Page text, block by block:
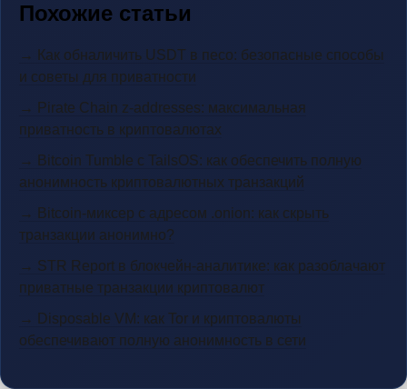
Похожие статьи
→ Как обналичить USDT в песо: безопасные способы
и советы для приватности
→ Pirate Chain z-addresses: максимальная
приватность в криптовалютах
→ Bitcoin Tumble с TailsOS: как обеспечить полную
анонимность криптовалютных транзакций
→ Bitcoin-миксер с адресом .onion: как скрыть
транзакции анонимно?
→ STR Report в блокчейн-аналитике: как разоблачают
приватные транзакции криптовалют
→ Disposable VM: как Tor и криптовалюты
обеспечивают полную анонимность в сети